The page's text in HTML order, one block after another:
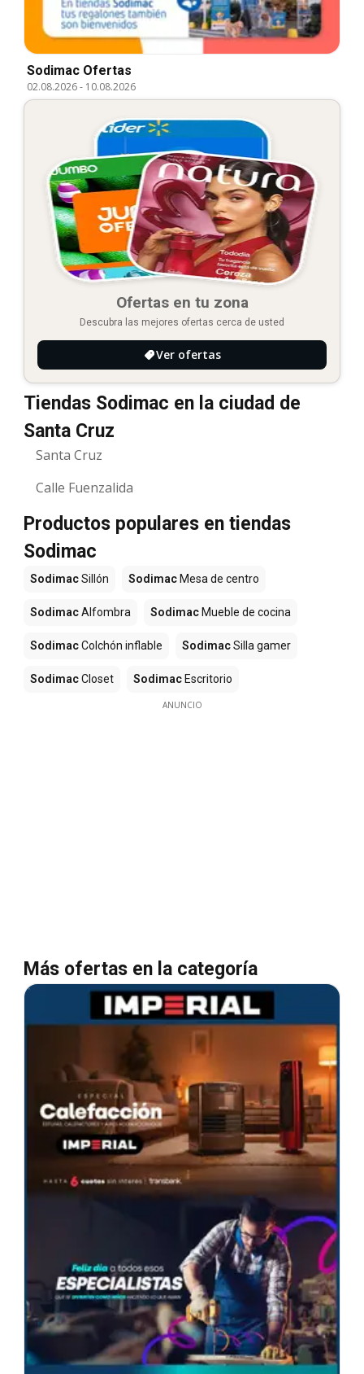
Sodimac Ofertas
02.08.2026- 10.08.2026
Ofertas en tu zona
Descubra las mejores ofertas cerca de usted
Ver ofertas
Tiendas Sodimac en la ciudad de
Santa Cruz
Santa Cruz
Calle Fuenzalida
Productos populares en tiendas
Sodimac
SodimacSillón Sodimac Mesa de centro
SodimacAlfombra Sodimac Mueble de cocina
SodimacColchón inflable SodimacSilla gamer
SodimacCloset Sodimac Escritorio
ANUNCIO
Más ofertas en la categoría